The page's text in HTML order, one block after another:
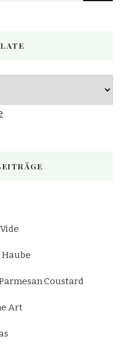
Haube
Coustard
Art